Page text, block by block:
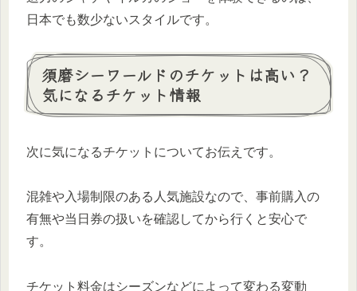
日本でも数少ないスタイルです。
須磨シーワールドのチケットは高い？
気になるチケット情報
次に気になるチケットについてお伝えです。
混雑や入場制限のある人気施設なので、事前購入の
有無や当日券の扱いを確認してから行くと安心で
す。
チケット料金はシーズンなどによって変わる変動